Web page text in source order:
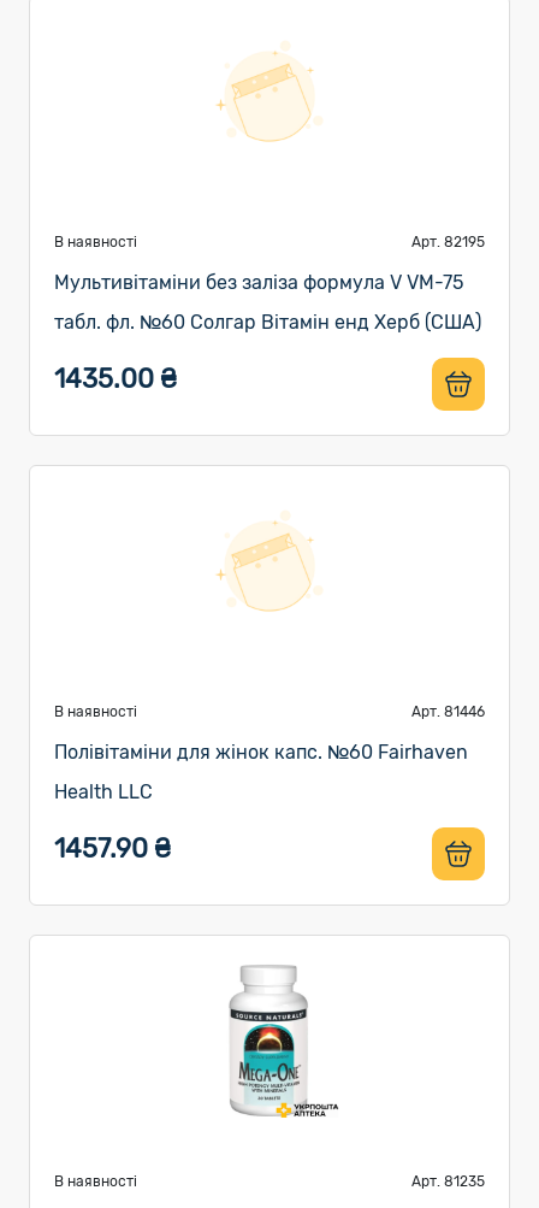
В наявності Арт. 82195
Мультивітаміни без заліза формула V VM-75
табл. фл. №60 Солгар Вітамін енд Херб (США)
1435.00 ₴
В наявності Арт. 81446
Полівітаміни для жінок капс. №60 Fairhaven
Health LLC
1457.90 ₴
В наявності Арт. 81235